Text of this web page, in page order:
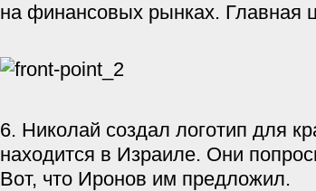
на финансовых рынках. Главная
6. Николай создал логотип для
находится в Израиле. Они
Вот, что Иронов им предложил.